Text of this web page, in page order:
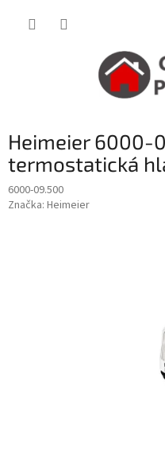
Heimeier 6000-
termostatická
6000-09.500
Značka: Heimeier